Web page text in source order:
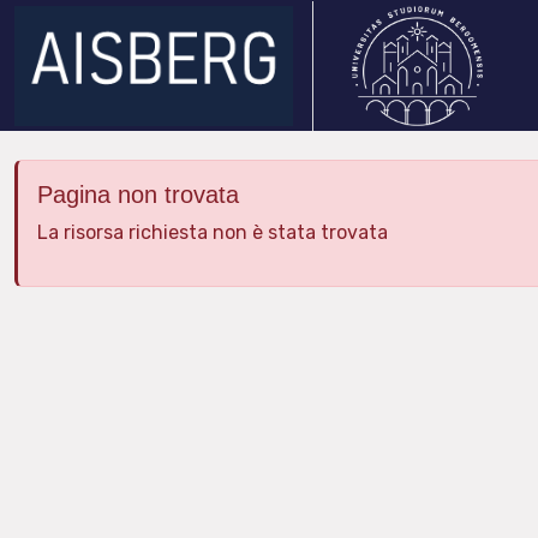
Pagina non trovata
La risorsa richiesta non è stata trovata